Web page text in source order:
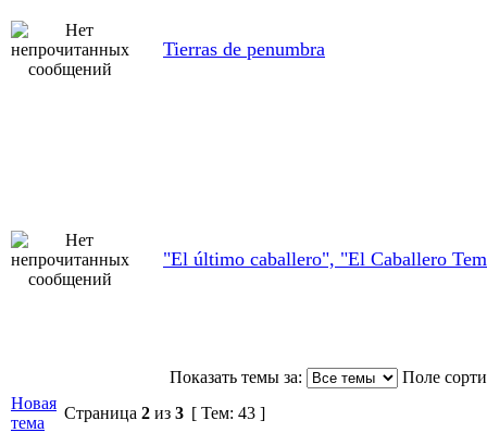
Tierras de penumbra
"El último caballero", "El Caballero
Показать темы за:
Поле
Новая
тема
Страница 2 из 3 [ Тем: 43 ]